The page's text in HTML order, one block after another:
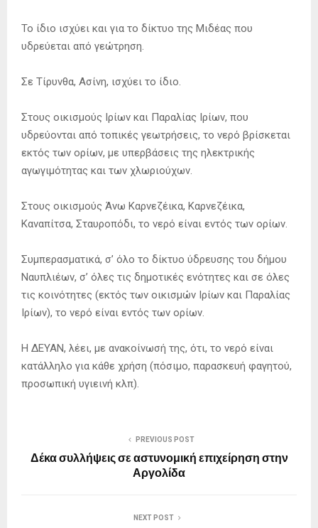
Το ίδιο ισχύει και για το δίκτυο της Μιδέας που
υδρεύεται από γεώτρηση.
Σε Τίρυνθα, Ασίνη, ισχύει το ίδιο.
Στους οικισμούς Ιρίων και Παραλίας Ιρίων, που
υδρεύονται από τοπικές γεωτρήσεις, το νερό βρίσκεται
εκτός των ορίων, με υπερβάσεις της ηλεκτρικής
αγωγιμότητας και των χλωριούχων.
Στους οικισμούς Άνω Καρνεζέικα, Καρνεζέικα,
Καναπίτσα, Σταυροπόδι, το νερό είναι εντός των ορίων.
Συμπερασματικά, σ’ όλο το δίκτυο ύδρευσης του δήμου
Ναυπλιέων, σ’ όλες τις δημοτικές ενότητες και σε όλες
τις κοινότητες (εκτός των οικισμών Ιρίων και Παραλίας
Ιρίων), το νερό είναι εντός των ορίων.
Η ΔΕΥΑΝ, λέει, με ανακοίνωσή της, ότι, το νερό είναι
κατάλληλο για κάθε χρήση (πόσιμο, παρασκευή φαγητού,
προσωπική υγιεινή κλπ).
PREVIOUS POST
Δέκα συλλήψεις σε αστυνομική επιχείρηση στην
Αργολίδα
NEXT POST